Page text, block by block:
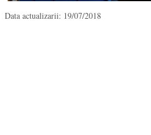
Data actualizarii: 19/07/2018